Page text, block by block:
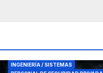
INGENIERÍA / SISTEMAS